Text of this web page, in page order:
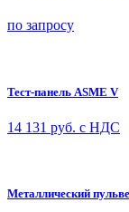
по запросу
Тест-панель ASME V
14 131 руб. с НДС
Металлический